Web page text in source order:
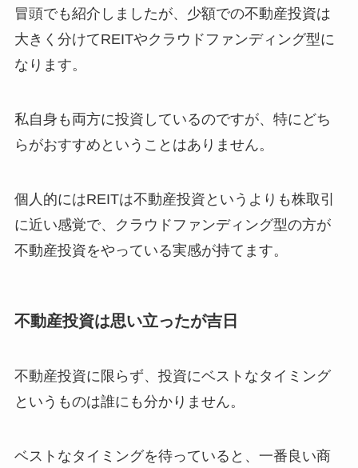
冒頭でも紹介しましたが、少額での不動産投資は
大きく分けてREITやクラウドファンディング型に
なります。
私自身も両方に投資しているのですが、特にどち
らがおすすめということはありません。
個人的にはREITは不動産投資というよりも株取引
に近い感覚で、クラウドファンディング型の方が
不動産投資をやっている実感が持てます。
不動産投資は思い立ったが吉日
不動産投資に限らず、投資にベストなタイミング
というものは誰にも分かりません。
ベストなタイミングを待っていると、一番良い商